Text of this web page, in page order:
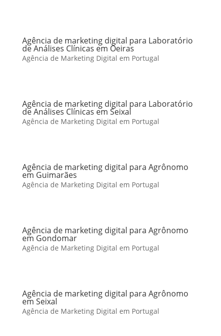
Agência de marketing digital para Laboratório
de Análises Clínicas em Oeiras
Agência de Marketing Digital em Portugal
Agência de marketing digital para Laboratório
de Análises Clínicas em Seixal
Agência de Marketing Digital em Portugal
Agência de marketing digital para Agrônomo
em Guimarães
Agência de Marketing Digital em Portugal
Agência de marketing digital para Agrônomo
em Gondomar
Agência de Marketing Digital em Portugal
Agência de marketing digital para Agrônomo
em Seixal
Agência de Marketing Digital em Portugal